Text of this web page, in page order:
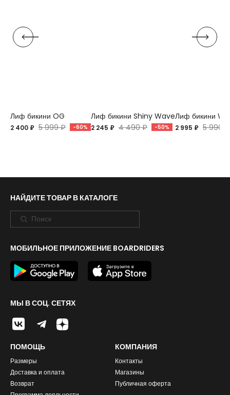
Лиф бикини OG
2 400 ₽ 5 999 ₽ -60%
Лиф бикини Shiny Wave
2 245 ₽ 4 490 ₽ -50%
Лиф бикини
2 995 ₽ 5 990 ₽
НАЙДИТЕ ТОВАР В КАТАЛОГЕ
МОБИЛЬНОЕ ПРИЛОЖЕНИЕ BOARDRIDERS
МЫ В СОЦ. СЕТЯХ
ПОМОЩЬ
Размеры
Доставка и оплата
Возврат
КОМПАНИЯ
Контакты
Магазины
Публичная оферта